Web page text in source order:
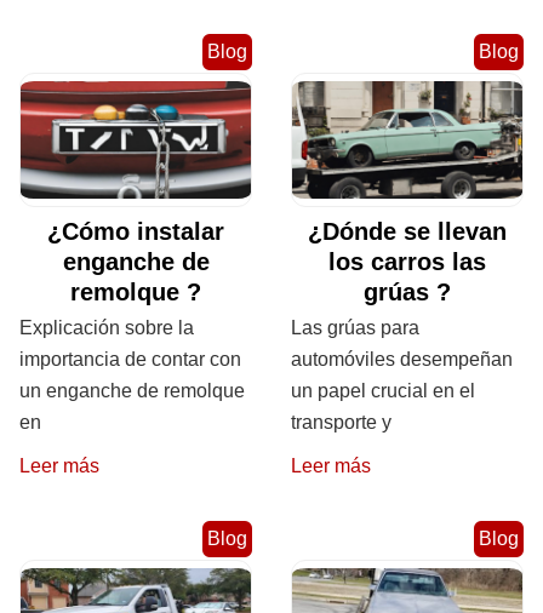
Blog
¿Cómo instalar
enganche de
remolque ?
Explicación sobre la
importancia de contar con
un enganche de remolque
en
Leer más
Blog
¿Dónde se llevan
los carros las
grúas ?
Las grúas para
automóviles desempeñan
un papel crucial en el
transporte y
Leer más
Blog Blog